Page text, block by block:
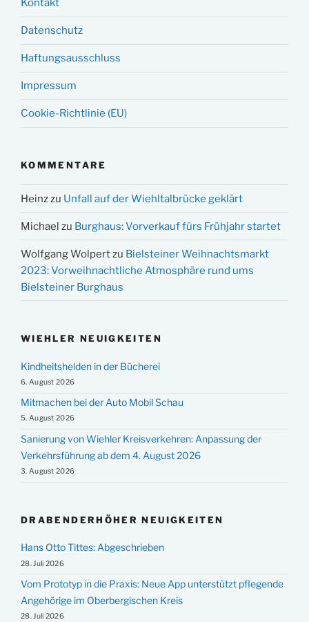
Kontakt
Datenschutz
Haftungsausschluss
Impressum
Cookie-Richtlinie (EU)
KOMMENTARE
Heinzzu Unfall auf der Wiehltalbrücke geklärt
Michael zu Burghaus: Vorverkauf fürs Frühjahr startet
Wolfgang Wolpertzu Bielsteiner Weihnachtsmarkt
2023: Vorweihnachtliche Atmosphäre rund ums
Bielsteiner Burghaus
WIEHLER NEUIGKEITEN
Kindheitshelden in der Bücherei
6. August 2026
Mitmachen bei der Auto Mobil Schau
5. August 2026
Sanierung von Wiehler Kreisverkehren: Anpassung der
Verkehrsführung ab dem 4. August 2026
3. August 2026
DRABENDERHÖHER NEUIGKEITEN
Hans Otto Tittes: Abgeschrieben
28. Juli 2026
Vom Prototyp in die Praxis: Neue App unterstützt pflegende
Angehörige im Oberbergischen Kreis
28. Juli 2026